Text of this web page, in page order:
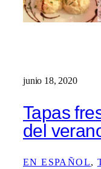
junio 18, 2020
Tapas
del
EN ESPAÑOL,